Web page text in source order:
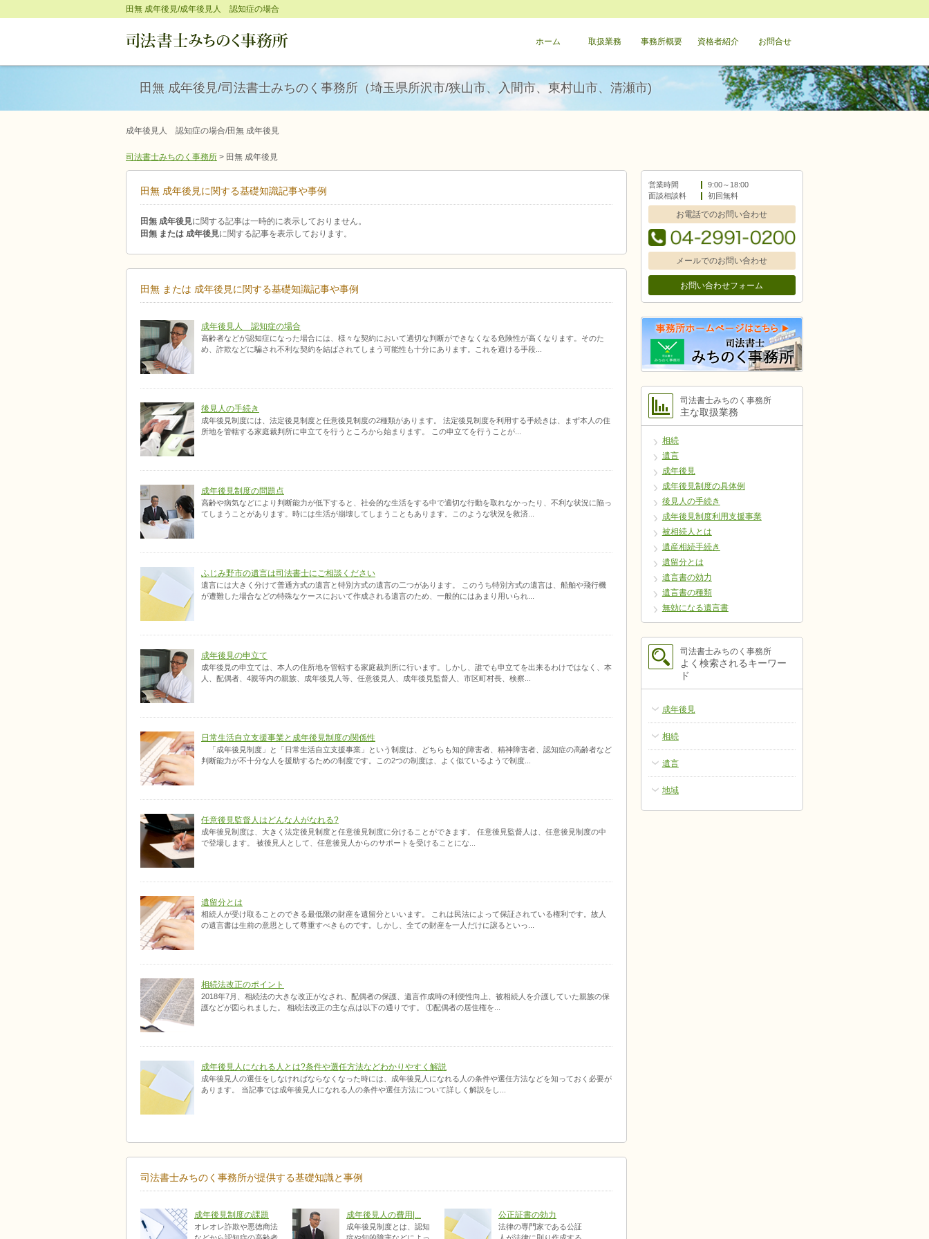
田無 成年後見/成年後見人 認知症の場合
ホーム 取扱業務 事務所概要 資格者紹介 お問合せ
田無 成年後見/司法書士みちのく事務所（埼玉県所沢市/狭山市、入間市、東村山市、清瀬市)
成年後見人 認知症の場合/田無 成年後見
司法書士みちのく事務所 > 田無 成年後見
田無 成年後見に関する基礎知識記事や事例
田無 成年後見に関する記事は一時的に表示しておりません。
田無 または 成年後見に関する記事を表示しております。
田無 または 成年後見に関する基礎知識記事や事例
成年後見人 認知症の場合
高齢者などが認知症になった場合には、様々な契約において適切な判断ができなくなる危険性が高くなります。そのた
め、詐欺などに騙され不利な契約を結ばされてしまう可能性も十分にあります。これを避ける手段...
後見人の手続き
成年後見制度には、法定後見制度と任意後見制度の2種類があります。 法定後見制度を利用する手続きは、まず本人の住
所地を管轄する家庭裁判所に申立てを行うところから始まります。 この申立てを行うことが...
成年後見制度の問題点
高齢や病気などにより判断能力が低下すると、社会的な生活をする中で適切な行動を取れなかったり、不利な状況に陥っ
てしまうことがあります。時には生活が崩壊してしまうこともあります。このような状況を救済...
ふじみ野市の遺言は司法書士にご相談ください
遺言には大きく分けて普通方式の遺言と特別方式の遺言の二つがあります。 このうち特別方式の遺言は、船舶や飛行機
が遭難した場合などの特殊なケースにおいて作成される遺言のため、一般的にはあまり用いられ...
成年後見の申立て
成年後見の申立ては、本人の住所地を管轄する家庭裁判所に行います。しかし、誰でも申立てを出来るわけではなく、本
人、配偶者、4親等内の親族、成年後見人等、任意後見人、成年後見監督人、市区町村長、検察...
日常生活自立支援事業と成年後見制度の関係性
「成年後見制度」と「日常生活自立支援事業」という制度は、どちらも知的障害者、精神障害者、認知症の高齢者など
判断能力が不十分な人を援助するための制度です。この2つの制度は、よく似ているようで制度...
任意後見監督人はどんな人がなれる?
成年後見制度は、大きく法定後見制度と任意後見制度に分けることができます。 任意後見監督人は、任意後見制度の中
で登場します。 被後見人として、任意後見人からのサポートを受けることにな...
遺留分とは
相続人が受け取ることのできる最低限の財産を遺留分といいます。 これは民法によって保証されている権利です。故人
の遺言書は生前の意思として尊重すべきものです。しかし、全ての財産を一人だけに譲るといっ...
相続法改正のポイント
2018年7月、相続法の大きな改正がなされ、配偶者の保護、遺言作成時の利便性向上、被相続人を介護していた親族の保
護などが図られました。 相続法改正の主な点は以下の通りです。 ①配偶者の居住権を...
成年後見人になれる人とは?条件や選任方法などわかりやすく解説
成年後見人の選任をしなければならなくなった時には、成年後見人になれる人の条件や選任方法などを知っておく必要が
あります。 当記事では成年後見人になれる人の条件や選任方法について詳しく解説をし...
司法書士みちのく事務所が提供する基礎知識と事例
成年後見制度の課題
オレオレ詐欺や悪徳商法
成年後見人の費用|...
成年後見制度とは、認知
公正証書の効力
法律の専門家である公証
営業時間
9:00～18:00
面談相談料
初回無料
お電話でのお問い合わせ
メールでのお問い合わせ
お問い合わせフォーム
司法書士みちのく事務所
主な取扱業務
相続
遺言
成年後見
成年後見制度の具体例
後見人の手続き
成年後見制度利用支援事業
被相続人とは
遺産相続手続き
遺留分とは
遺言書の効力
遺言書の種類
無効になる遺言書
司法書士みちのく事務所
よく検索されるキーワー
ド
成年後見
相続
遺言
地域